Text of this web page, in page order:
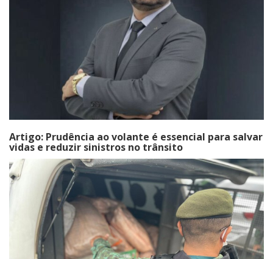
Artigo: Prudência ao volante é essencial para salvar
vidas e reduzir sinistros no trânsito